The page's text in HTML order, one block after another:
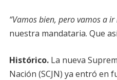
“Vamos bien, pero vamos a ir
nuestra mandataria. Que
Histórico.La nueva
Nación (SCJN) ya entró en